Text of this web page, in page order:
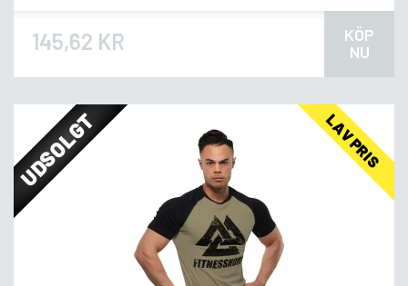
145,62 KR
KÖP
NU
UDSOLGT LAV PRIS